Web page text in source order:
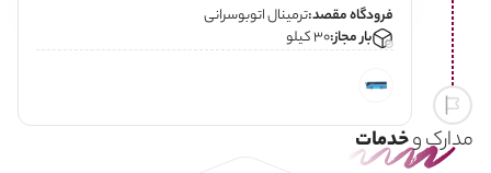
فرودگاه مقصد:ترمینال اتوبوسرانی
بار مجاز:30 کیلو
مدارک وخدمات